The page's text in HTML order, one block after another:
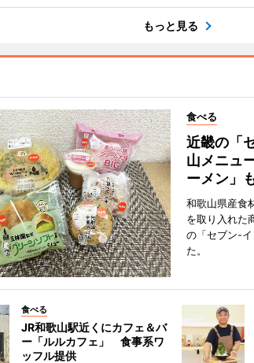
もっと見る
食べる
近畿の「
山メニュ
ーメン」
和歌山県産食
を取り入れた
の「セブン-
た。
食べる
JR和歌山駅近くにカフェ＆バ
ー「ルルカフェ」 食事系ワ
ッフル提供